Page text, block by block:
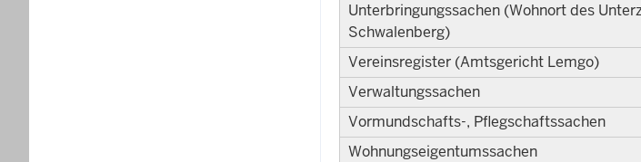
Unterbringungssachen (Wohnort des
Schwalenberg)
Vereinsregister (Amtsgericht Lemgo)
Verwaltungssachen
Vormundschafts-, Pflegschaftssachen
Wohnungseigentumssachen